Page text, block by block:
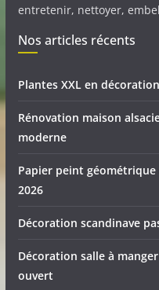
entretenir, nettoyer,
Nos articles récents
Plantes XXL en
Rénovation maison
moderne
Papier peint
2026
Décoration scandinave
Décoration salle à
ouvert